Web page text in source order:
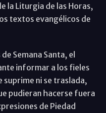
la Liturgia de las Horas,
textos evangélicos de
Semana Santa, el
informar a los fieles
suprime ni se traslada,
pudieran hacerse fuera
de Piedad